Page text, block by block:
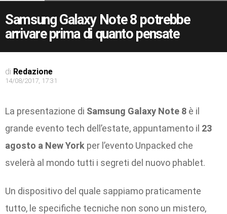
Samsung Galaxy Note 8 potrebbe
arrivare prima di quanto pensate
di Redazione
14/08/2017, 17:31
La presentazione di Samsung Galaxy Note 8 è il
grande evento tech dell’estate, appuntamento il 23
agosto a New York per l’evento Unpacked che
svelerà al mondo tutti i segreti del nuovo phablet.
Un dispositivo del quale sappiamo praticamente
tutto, le specifiche tecniche non sono un mistero,